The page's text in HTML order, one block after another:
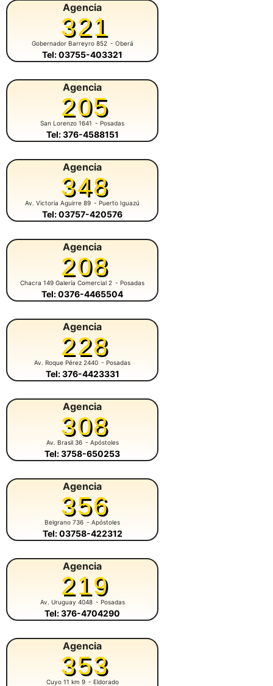
Agencia
321
Gobernador Barreyro 852 - Oberá
Tel: 03755-403321
Agencia
205
San Lorenzo 1641 - Posadas
Tel: 376-4588151
Agencia
348
Av. Victoria Aguirre 89 - Puerto Iguazú
Tel: 03757-420576
Agencia
208
Chacra 149 Galería Comercial 2 - Posadas
Tel: 0376-4465504
Agencia
228
Av. Roque Pérez 2440 - Posadas
Tel: 376-4423331
Agencia
308
Av. Brasil 36 - Apóstoles
Tel: 3758-650253
Agencia
356
Belgrano 736 - Apóstoles
Tel: 03758-422312
Agencia
219
Av. Uruguay 4048 - Posadas
Tel: 376-4704290
Agencia
353
Cuyo 11 km 9 - Eldorado